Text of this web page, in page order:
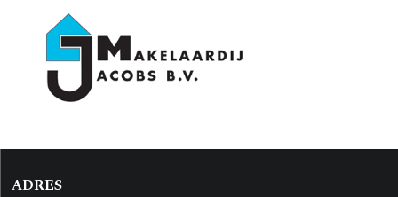
ADRES